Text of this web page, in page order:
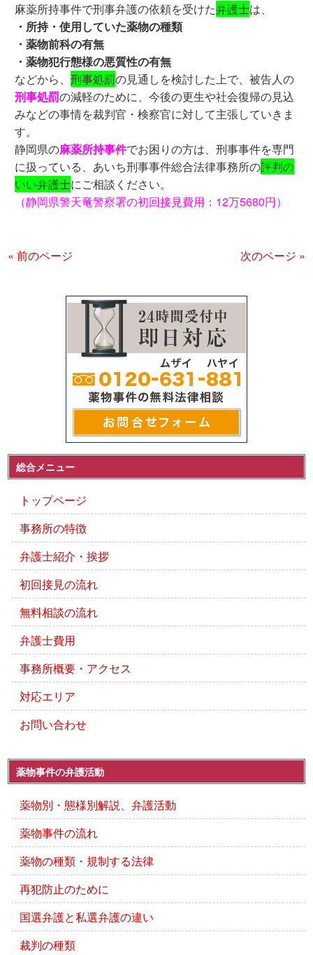
麻薬所持事件で刑事弁護の依頼を受けた弁護士は、
・所持・使用していた薬物の種類
・薬物前科の有無
・薬物犯行態様の悪質性の有無
などから、刑事処罰の見通しを検討した上で、被告人の
刑事処罰の減軽のために、今後の更生や社会復帰の見込
みなどの事情を裁判官・検察官に対して主張していきま
す。
静岡県の麻薬所持事件でお困りの方は、刑事事件を専門
に扱っている、あいち刑事事件総合法律事務所の評判の
いい弁護士にご相談ください。
（静岡県警天竜警察署の初回接見費用：12万5680円）
« 前のページ 次のページ »
総合メニュー
トップページ
事務所の特徴
弁護士紹介・挨拶
初回接見の流れ
無料相談の流れ
弁護士費用
事務所概要・アクセス
対応エリア
お問い合わせ
薬物事件の弁護活動
薬物別・態様別解説、弁護活動
薬物事件の流れ
薬物の種類・規制する法律
再犯防止のために
国選弁護と私選弁護の違い
裁判の種類